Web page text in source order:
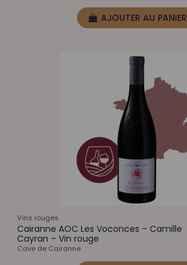
AJOUTER AU PANIER
Vins rouges
Cairanne AOC Les Voconces – Camille
Cayran – Vin rouge
Cave de Cairanne